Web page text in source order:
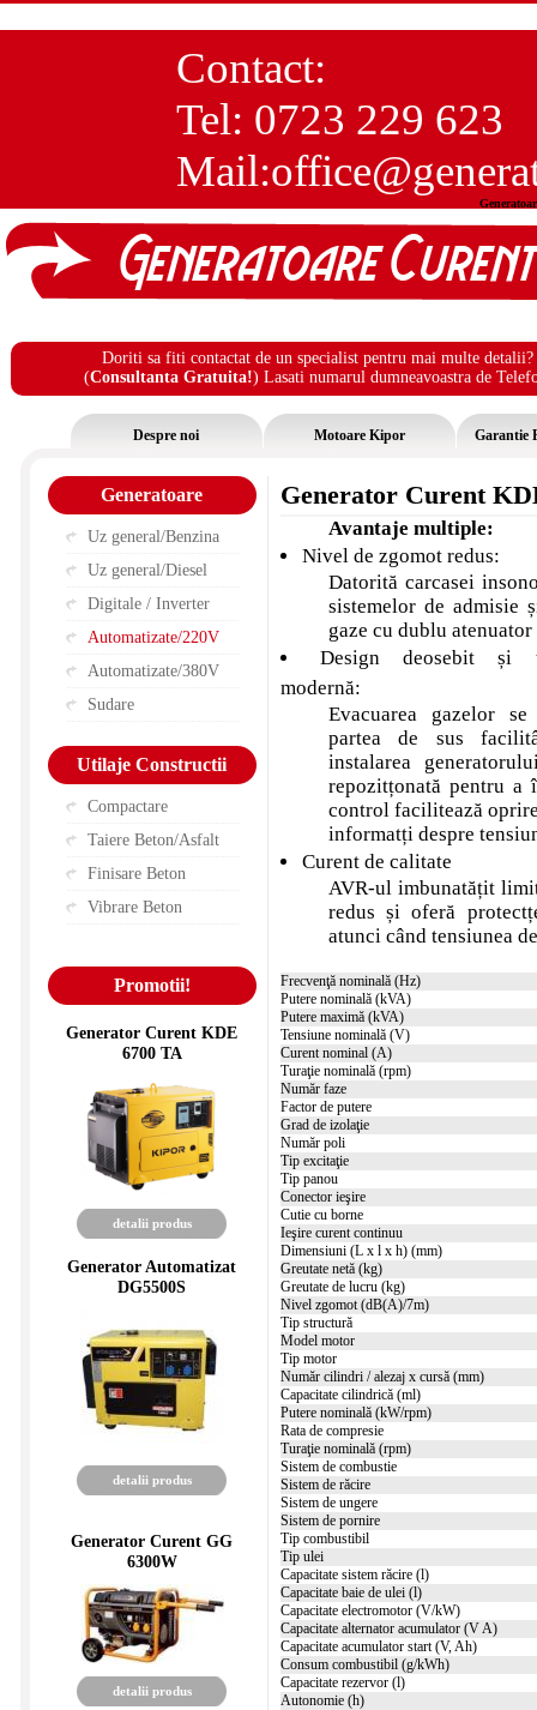
Contact:
Tel: 0723 229 623
Mail:
Doriti sa fiti contactat de un specialist pentru mai multe detalii?
(Consultanta Gratuita!) Lasati numarul dumneavoastra de
Despre noi Motoare Kipor Garantie
Generatoare
Uz general/Benzina
Uz general/Diesel
Digitale / Inverter
Automatizate/220V
Automatizate/380V
Sudare
Utilaje Constructii
Compactare
Taiere Beton/Asfalt
Finisare Beton
Vibrare Beton
Promotii!
Generator Curent KDE
6700 TA
detalii produs
Generator Automatizat
DG5500S
detalii produs
Generator Curent GG
6300W
detalii produs
Generator Curent
Avantaje multiple:
Nivel de zgomot redus:
Datorită carcasei
sistemelor de admisie
gaze cu dublu
Design deosebit și
modernă:
Evacuarea gazelor
partea de sus
instalarea
repozitțonată pentru a
control facilitează
informatți despre
Curent de calitate
AVR-ul imbunatățit
redus și oferă
atunci când tensiunea
Frecvenţă nominală (Hz)
Putere nominală (kVA)
Putere maximă (kVA)
Tensiune nominală (V)
Curent nominal (A)
Turaţie nominală (rpm)
Număr faze
Factor de putere
Grad de izolaţie
Număr poli
Tip excitaţie
Tip panou
Conector ieşire
Cutie cu borne
Ieşire curent continuu
Dimensiuni (L x l x h) (mm)
Greutate netă (kg)
Greutate de lucru (kg)
Nivel zgomot (dB(A)/7m)
Tip structură
Model motor
Tip motor
Număr cilindri / alezaj x cursă (mm)
Capacitate cilindrică (ml)
Putere nominală (kW/rpm)
Rata de compresie
Turaţie nominală (rpm)
Sistem de combustie
Sistem de răcire
Sistem de ungere
Sistem de pornire
Tip combustibil
Tip ulei
Capacitate sistem răcire (l)
Capacitate baie de ulei (l)
Capacitate electromotor (V/kW)
Capacitate alternator acumulator (V A)
Capacitate acumulator start (V, Ah)
Consum combustibil (g/kWh)
Capacitate rezervor (l)
Autonomie (h)